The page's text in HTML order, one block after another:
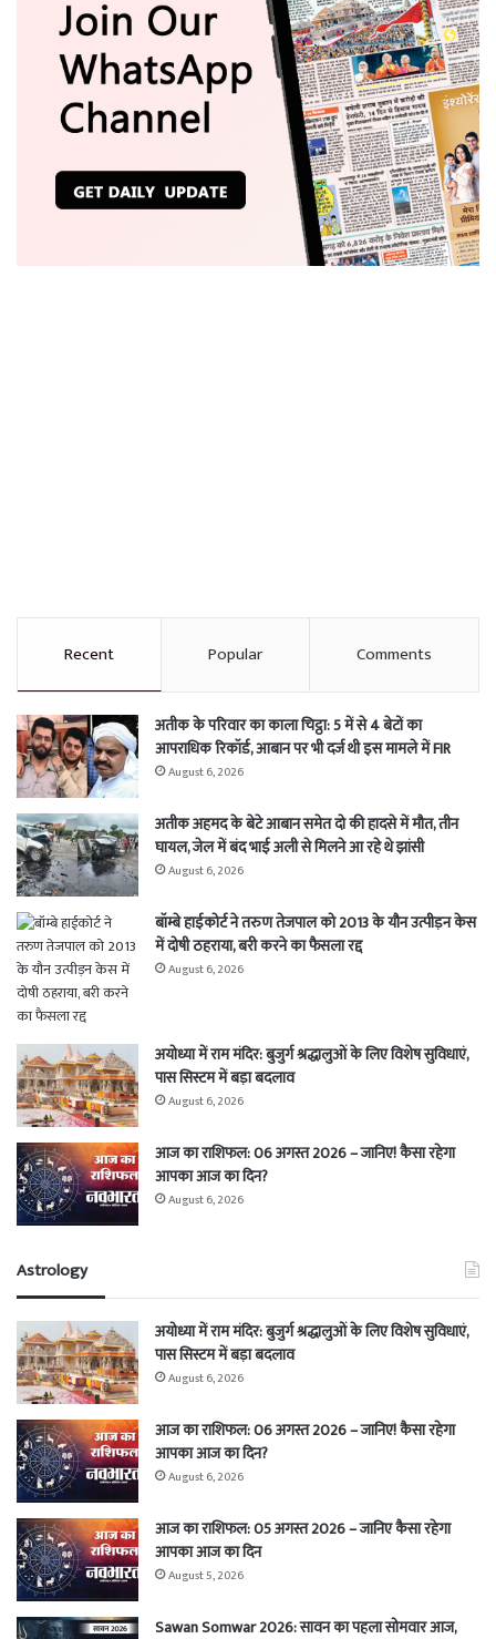
Recent Popular Comments
अतीक के परिवार का काला चिट्ठा: 5 में से 4 बेटों का
आपराधिक रिकॉर्ड, आबान पर भी दर्ज थी इस मामले में FIR
August 6, 2026
अतीक अहमद के बेटे आबान समेत दो की हादसे में मौत, तीन
घायल, जेल में बंद भाई अली से मिलने आ रहे थे झांसी
August 6, 2026
बॉम्बे हाईकोर्ट ने तरुण तेजपाल को 2013 के यौन उत्पीड़न केस
में दोषी ठहराया, बरी करने का फैसला रद्द
August 6, 2026
अयोध्या में राम मंदिर: बुजुर्ग श्रद्धालुओं के लिए विशेष सुविधाएं,
पास सिस्टम में बड़ा बदलाव
August 6, 2026
आज का राशिफल: 06 अगस्त 2026 – जानिए! कैसा रहेगा
आपका आज का दिन?
August 6, 2026
Astrology
अयोध्या में राम मंदिर: बुजुर्ग श्रद्धालुओं के लिए विशेष सुविधाएं,
पास सिस्टम में बड़ा बदलाव
August 6, 2026
आज का राशिफल: 06 अगस्त 2026 – जानिए! कैसा रहेगा
आपका आज का दिन?
August 6, 2026
आज का राशिफल: 05 अगस्त 2026 – जानिए कैसा रहेगा
आपका आज का दिन
August 5, 2026
Sawan Somwar 2026: सावन का पहला सोमवार आज,